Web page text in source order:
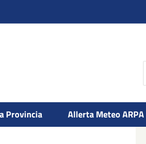
Provincia Allerta Meteo ARPA
e forze